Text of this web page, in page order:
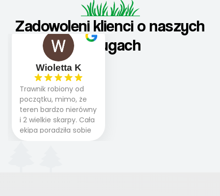
Zadowoleni klienci o naszych
usługach
Wioletta K
Trawnik robiony od
początku, mimo, że
teren bardzo nierówny
i 2 wielkie skarpy. Cała
ekipa poradziła sobie
WSPANIALE od